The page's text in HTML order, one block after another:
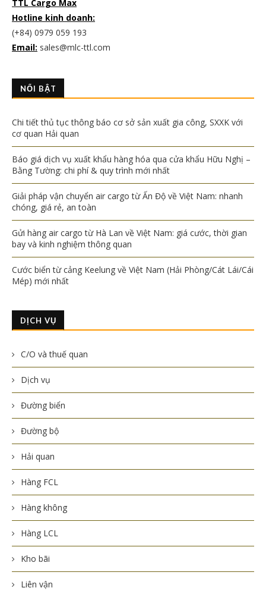
TTL Cargo Max
Hotline kinh doanh:
(+84) 0979 059 193
Email: sales@mlc-ttl.com
NỔI BẬT
Chi tiết thủ tục thông báo cơ sở sản xuất gia công, SXXK với
cơ quan Hải quan
Báo giá dịch vụ xuất khẩu hàng hóa qua cửa khẩu Hữu Nghị –
Bằng Tường: chi phí & quy trình mới nhất
Giải pháp vận chuyển air cargo từ Ấn Độ về Việt Nam: nhanh
chóng, giá rẻ, an toàn
Gửi hàng air cargo từ Hà Lan về Việt Nam: giá cước, thời gian
bay và kinh nghiệm thông quan
Cước biển từ cảng Keelung về Việt Nam (Hải Phòng/Cát Lái/Cái
Mép) mới nhất
DỊCH VỤ
C/O và thuế quan
Dịch vụ
Đường biển
Đường bộ
Hải quan
Hàng FCL
Hàng không
Hàng LCL
Kho bãi
Liên vận